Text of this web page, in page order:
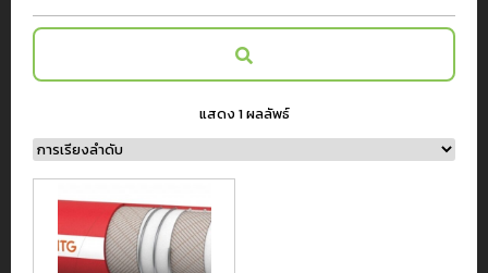
หมวดหมู่สินค้า
สายยางอุตสาหกรรม
แสดง 1 ผลลัพธ์